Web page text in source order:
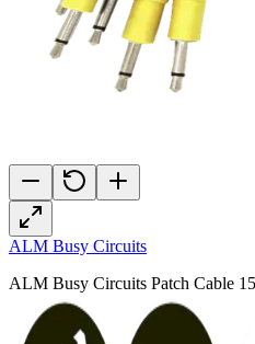
ALM Busy Circuits
ALM Busy Circuits Patch Cable